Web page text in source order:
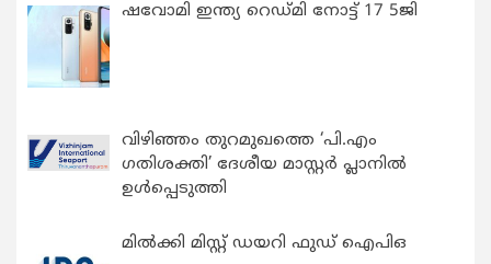
ഷവോമി ഇന്ത്യ റെഡ്മി നോട്ട് 17 5ജി
വിഴിഞ്ഞം തുറമുഖത്തെ ‘പി.എം
ഗതിശക്തി’ ദേശീയ മാസ്റ്റർ പ്ലാനിൽ
ഉൾപ്പെടുത്തി
മിൽക്കി മിസ്റ്റ് ഡയറി ഫുഡ് ഐപിഒ